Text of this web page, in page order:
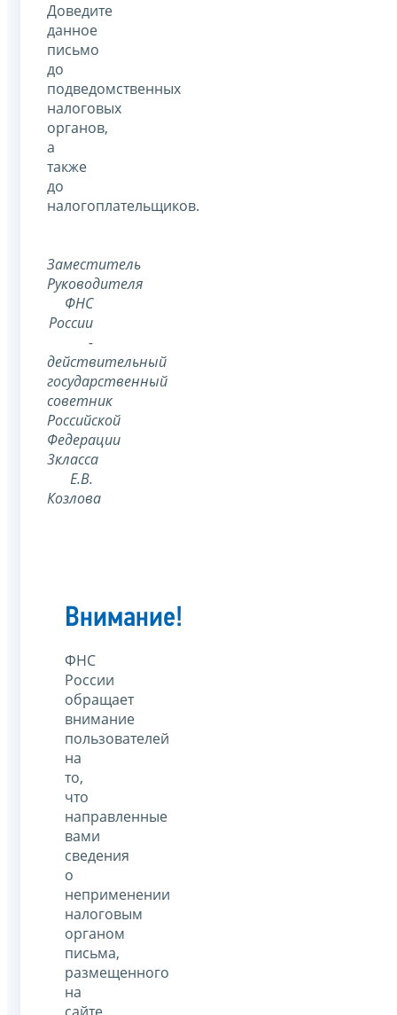
Доведите
данное
письмо
до
подведомственных
налоговых
органов,
а
также
до
налогоплательщиков.
Заместитель
Руководителя
ФНС
России
-
действительный
государственный
советник
Российской
Федерации
3класса
Е.В.
Козлова
Внимание!
ФНС
России
обращает
внимание
пользователей
на
то,
что
направленные
вами
сведения
о
неприменении
налоговым
органом
письма,
размещенного
на